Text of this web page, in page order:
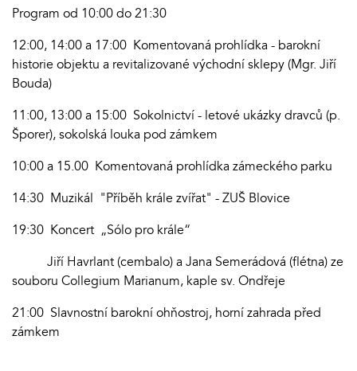
Program od 10:00 do 21:30
12:00, 14:00 a 17:00 Komentovaná prohlídka - barokní
historie objektu a revitalizované východní sklepy (Mgr. Jiří
Bouda)
11:00, 13:00 a 15:00 Sokolnictví - letové ukázky dravců (p.
Šporer), sokolská louka pod zámkem
10:00 a 15.00 Komentovaná prohlídka zámeckého parku
14:30 Muzikál "Příběh krále zvířat" - ZUŠ Blovice
19:30 Koncert „Sólo pro krále“
Jiří Havrlant (cembalo) a Jana Semerádová (flétna) ze
souboru Collegium Marianum, kaple sv. Ondřeje
21:00 Slavnostní barokní ohňostroj, horní zahrada před
zámkem